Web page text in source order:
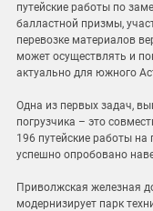
путейские работы по
балластной призмы,
перевозке материалов
может осуществлять и
актуально для южного
Одна из первых задач,
погрузчика – это
196 путейские работы на
успешно опробовано
Приволжская железная
модернизирует парк